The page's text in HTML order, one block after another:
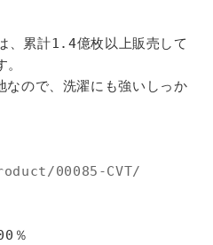
累計1.4億枚以上販売して
ので、洗濯にも強いしっか
00085-CVT/
％